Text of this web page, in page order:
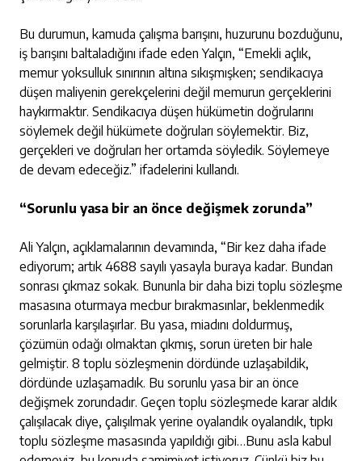
Bu durumun, kamuda çalışma barışını, huzurunu bozduğunu,
iş barışını baltaladığını ifade eden Yalçın, “Emekli açlık,
memur yoksulluk sınırının altına sıkışmışken; sendikacıya
düşen maliyenin gerekçelerini değil memurun gerçeklerini
haykırmaktır. Sendikacıya düşen hükümetin doğrularını
söylemek değil hükümete doğruları söylemektir. Biz,
gerçekleri ve doğruları her ortamda söyledik. Söylemeye
de devam edeceğiz.” ifadelerini kullandı.
“Sorunlu yasa bir an önce değişmek zorunda”
Ali Yalçın, açıklamalarının devamında, “Bir kez daha ifade
ediyorum; artık 4688 sayılı yasayla buraya kadar. Bundan
sonrası çıkmaz sokak. Bununla bir daha bizi toplu sözleşme
masasına oturmaya mecbur bırakmasınlar, beklenmedik
sorunlarla karşılaşırlar. Bu yasa, miadını doldurmuş,
çözümün odağı olmaktan çıkmış, sorun üreten bir hale
gelmiştir. 8 toplu sözleşmenin dördünde uzlaşabildik,
dördünde uzlaşamadık. Bu sorunlu yasa bir an önce
değişmek zorundadır. Geçen toplu sözleşmede karar aldık
çalışılacak diye, çalışılmak yerine oyalandık oyalandık, tıpkı
toplu sözleşme masasında yapıldığı gibi…Bunu asla kabul